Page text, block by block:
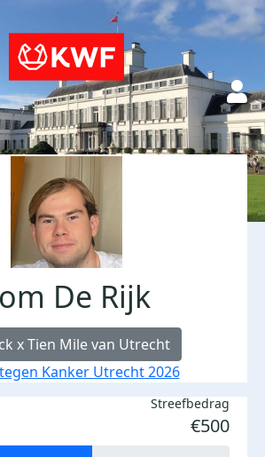
De Rijk
x Tien Mile van Utrecht
Kanker Utrecht 2026
Streefbedrag
€500